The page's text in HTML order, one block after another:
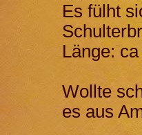
Es fülht
Länge:
Wollte
es aus